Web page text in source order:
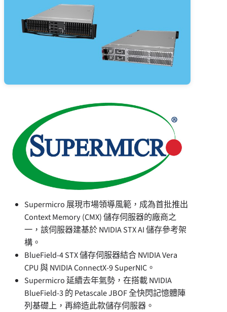
Supermicro 展現市場領導風範，成為首批推出
Context Memory (CMX) 儲存伺服器的廠商之
一，該伺服器建基於 NVIDIA STX AI 儲存參考架
構。
BlueField-4 STX 儲存伺服器結合 NVIDIA Vera
CPU 與 NVIDIA ConnectX-9 SuperNIC。
Supermicro 延續去年氣勢，在搭載 NVIDIA
BlueField-3 的 Petascale JBOF 全快閃記憶體陣
列基礎上，再締造此款儲存伺服器。